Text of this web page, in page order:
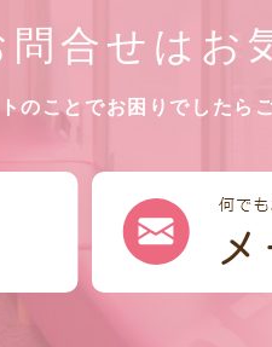
合せはお
のことでお困りでしたら